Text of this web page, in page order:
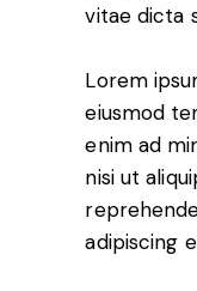
vitae dicta
Lorem
eiusmod
enim ad
nisi ut
adipiscing